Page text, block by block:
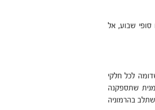
שבוע, אל
לכל חלקי
שתספקנה
בהרמוניה